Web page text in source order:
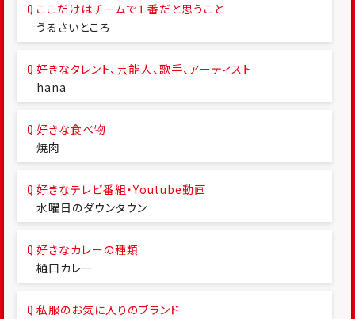
ここだけはチームで１番だと思うこと
うるさいところ
好きなタレント、芸能人、歌手、アーティスト
hana
好きな食べ物
焼肉
好きなテレビ番組・Youtube動画
水曜日のダウンタウン
好きなカレーの種類
樋口カレー
私服のお気に入りのブランド